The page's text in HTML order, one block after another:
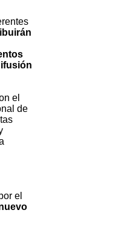
el
de
el